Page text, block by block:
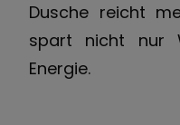
Dusche reicht
spart nicht nur
Energie.